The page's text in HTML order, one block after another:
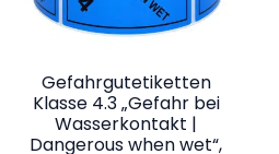
Gefahrgutetiketten
Klasse 4.3 „Gefahr bei
Wasserkontakt |
Dangerous when wet“,